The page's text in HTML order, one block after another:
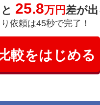
25.8万円差が出
依頼は45秒で完了！
較をはじめる